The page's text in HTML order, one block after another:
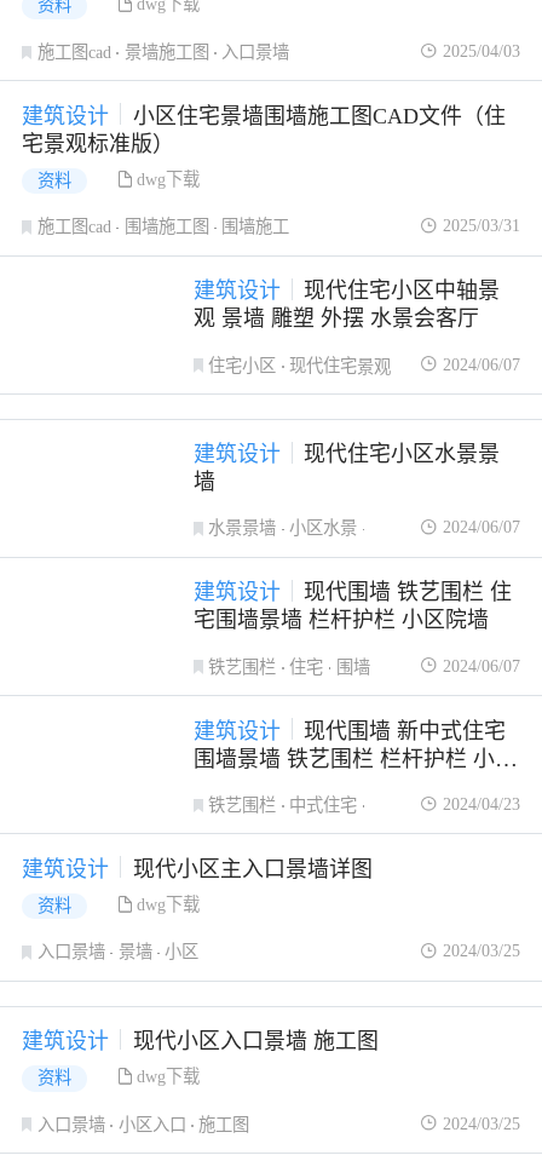
资料 dwg下载
施工图cad 景墙施工图 入口景墙 2025/04/03
建筑设计
小区住宅景墙围墙施工图CAD文件（住
宅景观标准版）
资料 dwg下载
施工图cad 围墙施工图 围墙施工 2025/03/31
建筑设计
现代住宅小区中轴景
观 景墙 雕塑 外摆 水景会客厅
住宅小区 现代住宅景观 2024/06/07
建筑设计
现代住宅小区水景景
墙
水景景墙
小区水景
住宅小区
2024/06/07
建筑设计
现代围墙 铁艺围栏 住
宅围墙景墙 栏杆护栏 小区院墙
铁艺围栏 住宅 围墙 2024/06/07
建筑设计
现代围墙 新中式住宅
围墙景墙 铁艺围栏 栏杆护栏 小区
铁艺围栏
中式住宅
新中式
2024/04/23
建筑设计 现代小区主入口景墙详图
资料 dwg下载
入口景墙 景墙 小区 2024/03/25
建筑设计 现代小区入口景墙 施工图
资料 dwg下载
入口景墙 小区入口 施工图 2024/03/25